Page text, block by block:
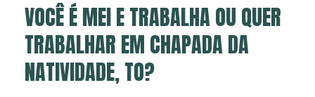
VOCÊ É MEI E TRABALHA OU QUER
TRABALHAR EM CHAPADA DA
NATIVIDADE, TO?